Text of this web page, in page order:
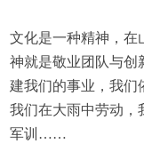
文化是一种精神，在
神就是敬业团队与创
建我们的事业，我
我们在大雨中劳动，
军训……